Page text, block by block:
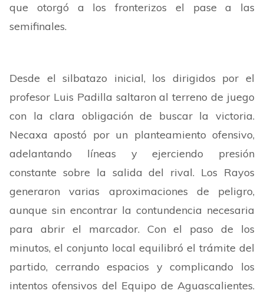
que otorgó a los fronterizos el pase a las
semifinales.
Desde el silbatazo inicial, los dirigidos por el
profesor Luis Padilla saltaron al terreno de juego
con la clara obligación de buscar la victoria.
Necaxa apostó por un planteamiento ofensivo,
adelantando líneas y ejerciendo presión
constante sobre la salida del rival. Los Rayos
generaron varias aproximaciones de peligro,
aunque sin encontrar la contundencia necesaria
para abrir el marcador. Con el paso de los
minutos, el conjunto local equilibró el trámite del
partido, cerrando espacios y complicando los
intentos ofensivos del Equipo de Aguascalientes.